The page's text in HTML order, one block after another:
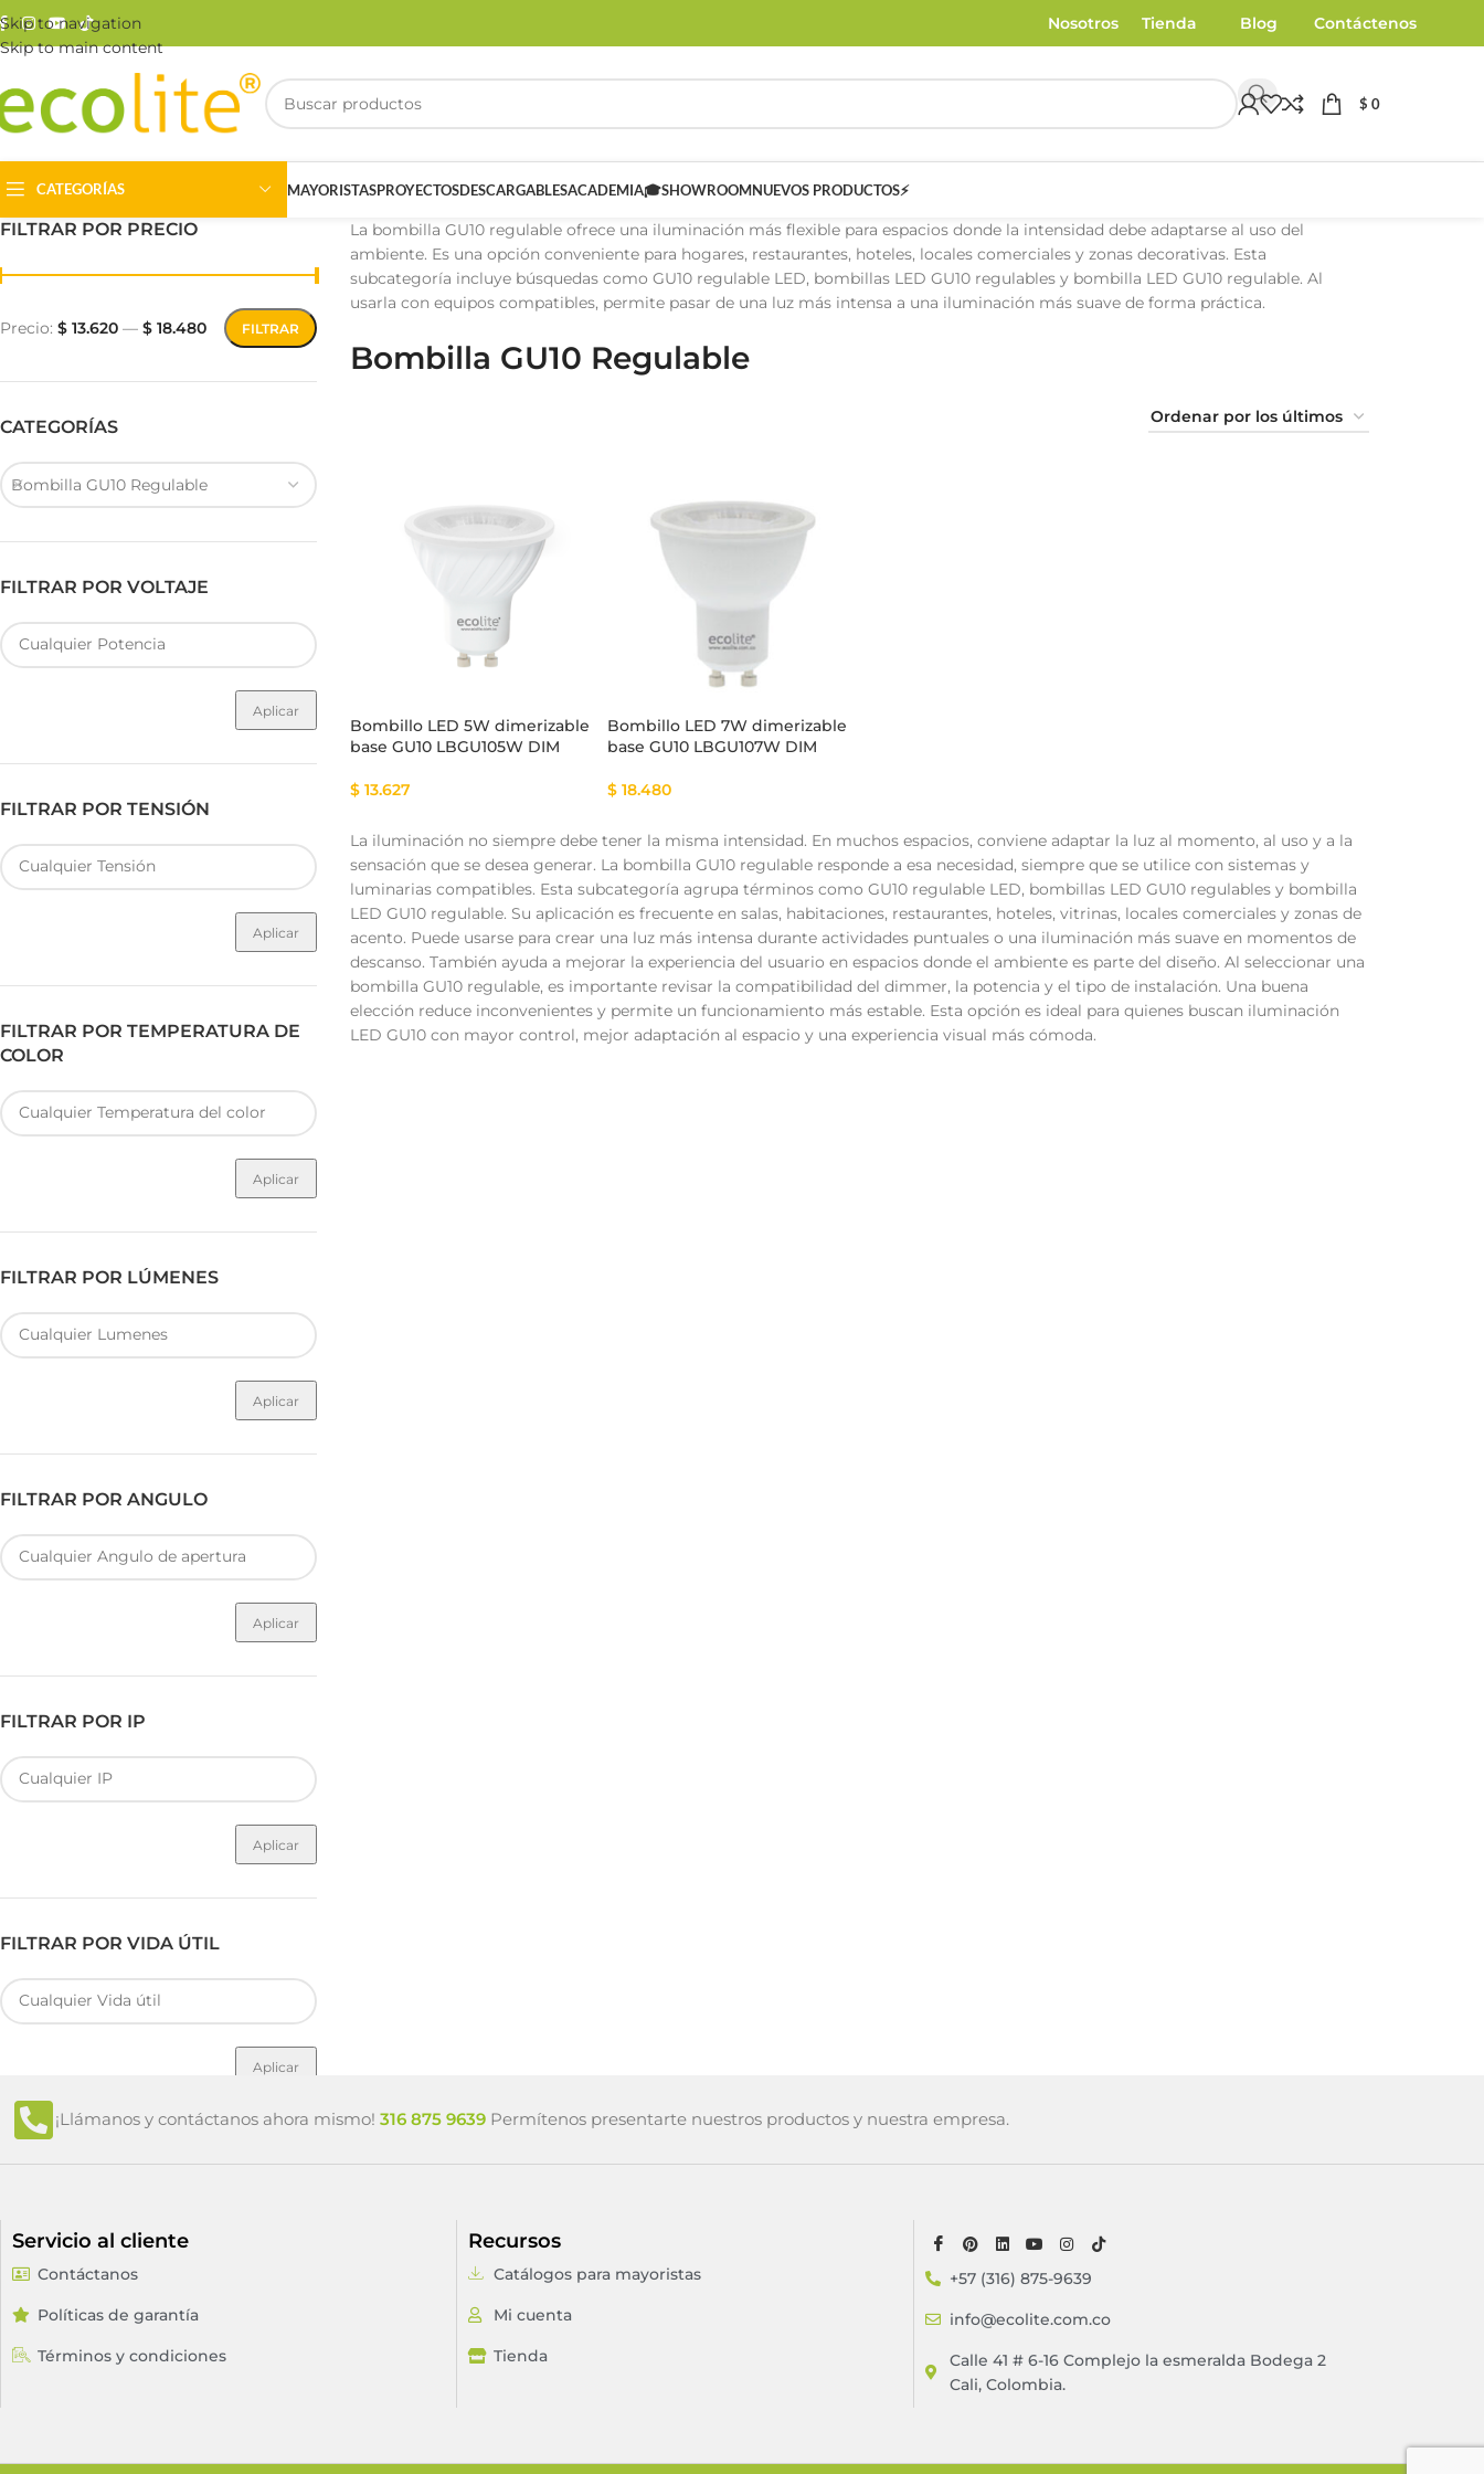
Skip to navigation
Skip to main content
Nosotros Tienda Blog Contáctenos
$ 0
CATEGORÍAS
Riel Magnético
Fuente de Poder SMART Luminarias Sistema Smart Cinta Multicolor
MAYORISTASPROYECTOSDESCARGABLESACADEMIA🎓SHOWROOMNUEVOS PRODUCTOS⚡
FILTRAR POR PRECIO
FILTRAR
Precio: $ 13.620 — $ 18.480
CATEGORÍAS
Bombilla GU10 Regulable
FILTRAR POR VOLTAJE
Aplicar
FILTRAR POR TENSIÓN
Aplicar
FILTRAR POR TEMPERATURA DE
COLOR
Aplicar
FILTRAR POR LÚMENES
Aplicar
FILTRAR POR ANGULO
Aplicar
FILTRAR POR IP
Aplicar
FILTRAR POR VIDA ÚTIL
Aplicar
La bombilla GU10 regulable ofrece una iluminación más flexible para espacios donde la intensidad debe adaptarse al uso del
ambiente. Es una opción conveniente para hogares, restaurantes, hoteles, locales comerciales y zonas decorativas. Esta
subcategoría incluye búsquedas como GU10 regulable LED, bombillas LED GU10 regulables y bombilla LED GU10 regulable. Al
usarla con equipos compatibles, permite pasar de una luz más intensa a una iluminación más suave de forma práctica.
Bombilla GU10 Regulable
Bombillo LED 5W dimerizable
base GU10 LBGU105W DIM
$ 13.627
Bombillo LED 7W dimerizable
base GU10 LBGU107W DIM
$18.480
La iluminación no siempre debe tener la misma intensidad. En muchos espacios, conviene adaptar la luz al momento, al uso y a la
sensación que se desea generar. La bombilla GU10 regulable responde a esa necesidad, siempre que se utilice con sistemas y
luminarias compatibles. Esta subcategoría agrupa términos como GU10 regulable LED, bombillas LED GU10 regulables y bombilla
LED GU10 regulable. Su aplicación es frecuente en salas, habitaciones, restaurantes, hoteles, vitrinas, locales comerciales y zonas de
acento. Puede usarse para crear una luz más intensa durante actividades puntuales o una iluminación más suave en momentos de
descanso. También ayuda a mejorar la experiencia del usuario en espacios donde el ambiente es parte del diseño. Al seleccionar una
bombilla GU10 regulable, es importante revisar la compatibilidad del dimmer, la potencia y el tipo de instalación. Una buena
elección reduce inconvenientes y permite un funcionamiento más estable. Esta opción es ideal para quienes buscan iluminación
LED GU10 con mayor control, mejor adaptación al espacio y una experiencia visual más cómoda.
¡Llámanos y contáctanos ahora mismo! 316 875 9639 Permítenos presentarte nuestros productos y nuestra empresa.
Servicio al cliente
Contáctanos
Políticas de garantía
Términos y condiciones
Recursos
Catálogos para mayoristas
Mi cuenta
Tienda
+57 (316) 875-9639
info@ecolite.com.co
Calle 41 # 6-16 Complejo la esmeralda Bodega 2
Cali, Colombia.